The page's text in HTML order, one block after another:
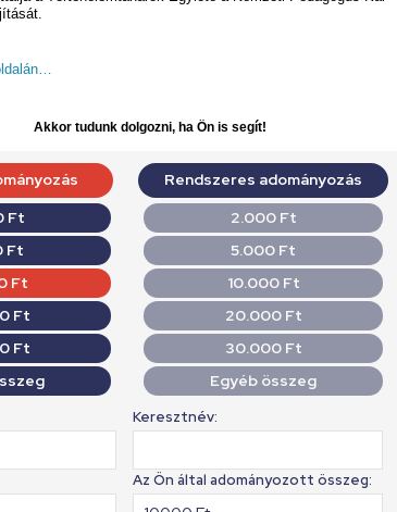
Akkor tudunk dolgozni, ha Ön is segít!